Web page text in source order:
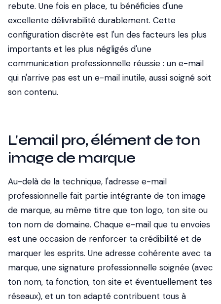
rebute. Une fois en place, tu bénéficies d'une
excellente délivrabilité durablement. Cette
configuration discrète est l'un des facteurs les plus
importants et les plus négligés d'une
communication professionnelle réussie : un e-mail
qui n'arrive pas est un e-mail inutile, aussi soigné soit
son contenu.
L'email pro, élément de ton
image de marque
Au-delà de la technique, l'adresse e-mail
professionnelle fait partie intégrante de ton image
de marque, au même titre que ton logo, ton site ou
ton nom de domaine. Chaque e-mail que tu envoies
est une occasion de renforcer ta crédibilité et de
marquer les esprits. Une adresse cohérente avec ta
marque, une signature professionnelle soignée (avec
ton nom, ta fonction, ton site et éventuellement tes
réseaux), et un ton adapté contribuent tous à